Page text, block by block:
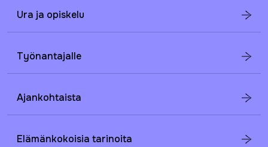
Ura ja opiskelu
Työnantajalle
Ajankohtaista
Elämänkokoisia tarinoita